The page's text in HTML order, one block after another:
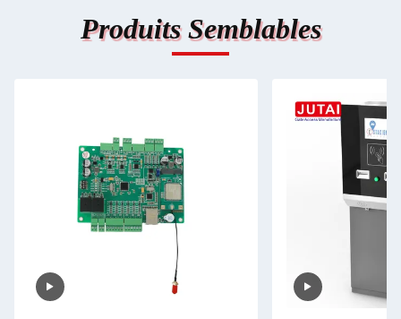
Produits Semblables